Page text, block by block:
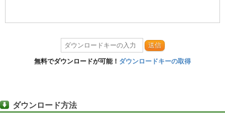
送信
無料でダウンロードが可能！ ダウンロードキーの取得
ダウンロード方法